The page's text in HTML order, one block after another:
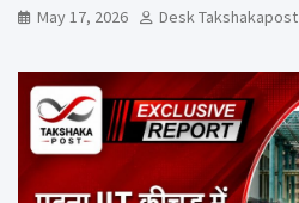
May 17, 2026 Desk Takshakapost